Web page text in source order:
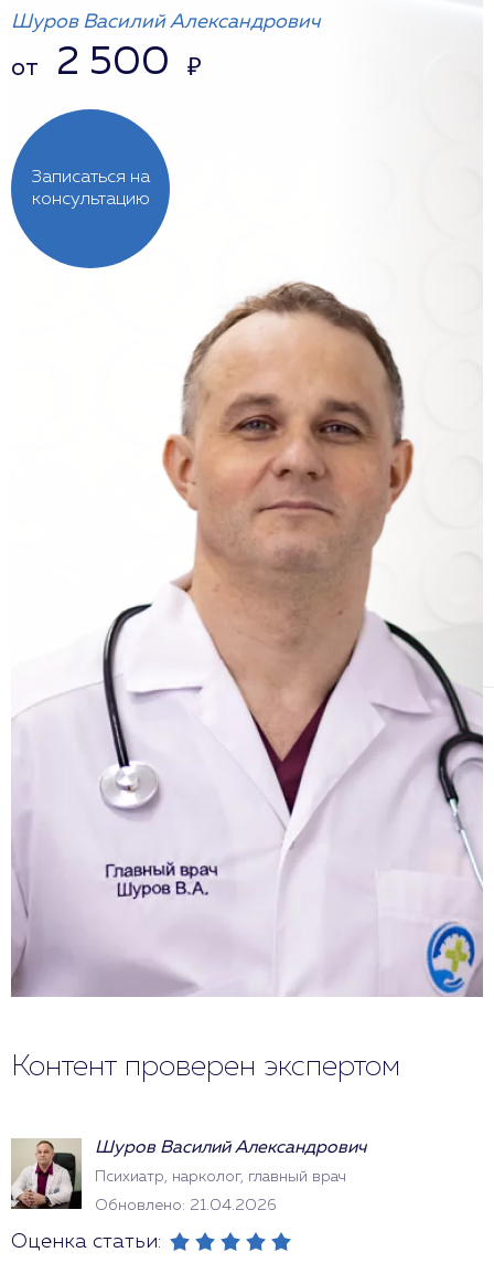
Записаться на
консультацию
Шуров Василий Александрович
от 2 500 ₽
Контент проверен экспертом
Шуров Василий Александрович
Психиатр, нарколог, главный врач
Обновлено: 21.04.2026
Оценка статьи: